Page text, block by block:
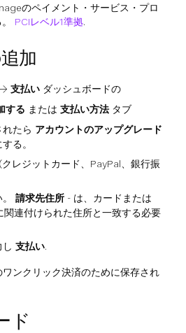
のペイメント・サービス・プロ
PCIレベル1準拠.
加
→ 支払い ダッシュボードの
する または 支払い方法 タブ
たら アカウントのアップグレード
る。
(クレジットカード、PayPal、銀行振
請求先住所 - は、カードまたは
関連付けられた住所と一致する必要
支払い.
ンクリック決済のために保存され
ド